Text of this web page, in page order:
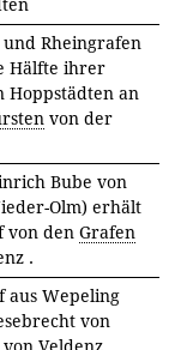
Rheingrafen
Hälfte ihrer
Hoppstädten an
von der
Bube von
Olm) erhält
von den Grafen
.
aus Wepeling
von